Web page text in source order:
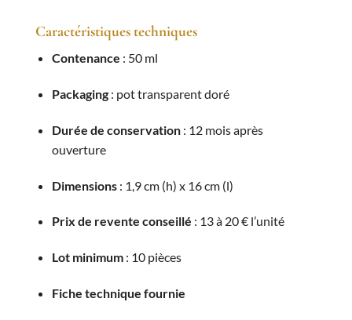
Caractéristiques techniques
Contenance : 50 ml
Packaging: pot transparent doré
Durée de conservation: 12 mois après
ouverture
Dimensions: 1,9 cm (h) x 16 cm (l)
Prix de revente conseillé : 13 à 20 € l’unité
Lot minimum: 10 pièces
Fiche technique fournie